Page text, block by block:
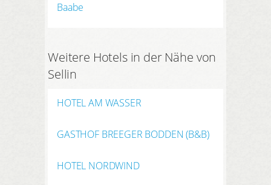
Baabe
Weitere Hotels in der Nähe von
Sellin
HOTEL AM WASSER
GASTHOF BREEGER BODDEN (B&B)
HOTEL NORDWIND